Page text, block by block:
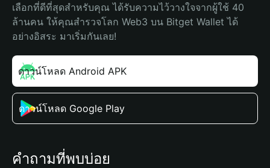
เลือกที่ดีที่สุดสำหรับคุณ ได้รับความไว้วางใจจากผู้ใช้ 40
ล้านคน ให้คุณสำรวจโลก Web3 บน Bitget Wallet ได้
อย่างอิสระ มาเริ่มกันเลย!
ดาวน์โหลด Android APK
ดาวน์โหลด Google Play
คำถามที่พบบ่อย